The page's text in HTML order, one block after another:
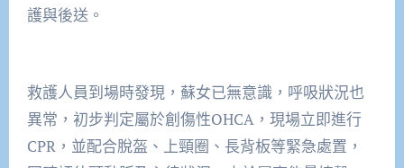
護與後送。
救護人員到場時發現，蘇女已無意識，呼吸狀況也
異常，初步判定屬於創傷性OHCA，現場立即進行
CPR，並配合脫盔、上頸圈、長背板等緊急處置，